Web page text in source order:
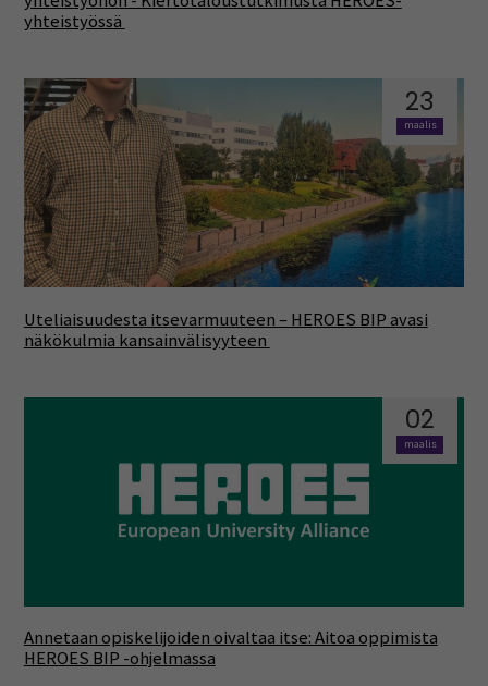
yhteistyössä
23
maalis
Uteliaisuudesta itsevarmuuteen – HEROES BIP avasi
näkökulmia kansainvälisyyteen
02
maalis
Annetaan opiskelijoiden oivaltaa itse: Aitoa oppimista
HEROES BIP -ohjelmassa